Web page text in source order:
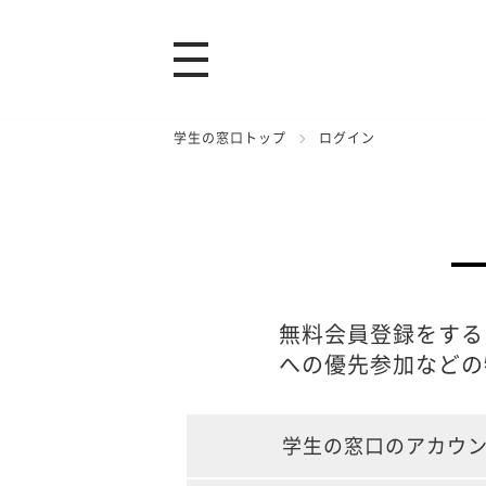
学生の窓口トップ ログイン
無料会員登録をす
への優先参加など
学生の窓口のアカウ